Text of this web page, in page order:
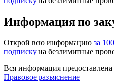
Информация по
Открой всю информацию за
подписку на безлимитные
Вся информация
Правовое разъяснение